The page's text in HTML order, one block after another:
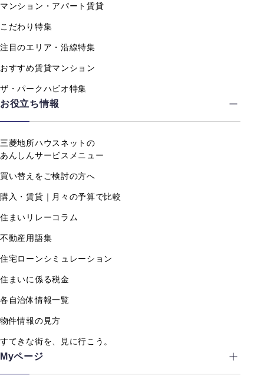
マンション・アパート賃貸
こだわり特集
注目のエリア・沿線特集
おすすめ賃貸マンション
ザ・パークハビオ特集
お役立ち情報
三菱地所ハウスネットの
あんしんサービスメニュー
買い替えをご検討の方へ
購入・賃貸｜月々の予算で比較
住まいリレーコラム
不動産用語集
住宅ローンシミュレーション
住まいに係る税金
各自治体情報一覧
物件情報の見方
すてきな街を、見に行こう。
Myページ